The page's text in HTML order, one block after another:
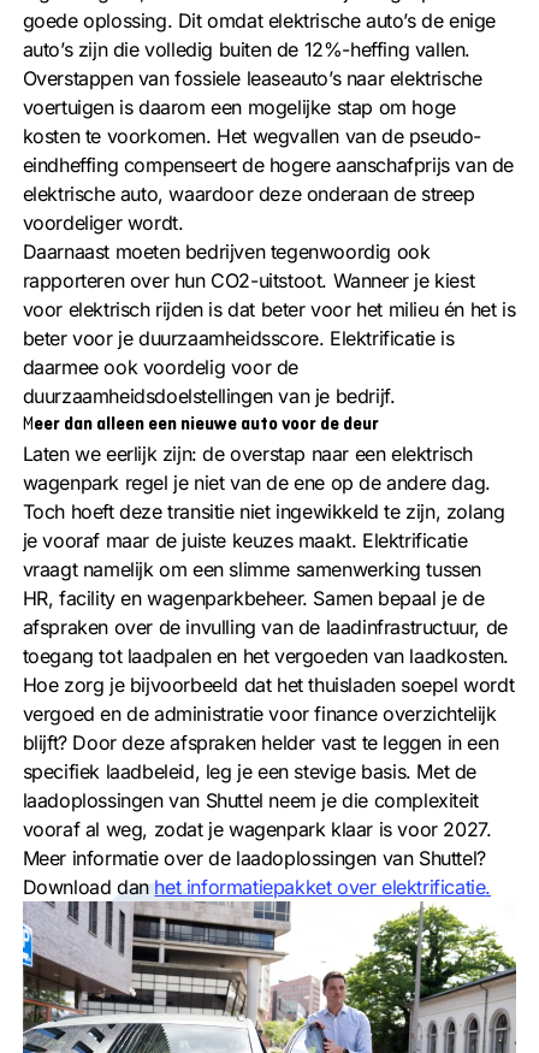
goede oplossing. Dit omdat elektrische auto’s de enige
auto’s zijn die volledig buiten de 12%-heffing vallen.
Overstappen van fossiele leaseauto’s naar elektrische
voertuigen is daarom een mogelijke stap om hoge
kosten te voorkomen. Het wegvallen van de pseudo-
eindheffing compenseert de hogere aanschafprijs van de
elektrische auto, waardoor deze onderaan de streep
voordeliger wordt.
Daarnaast moeten bedrijven tegenwoordig ook
rapporteren over hun CO2-uitstoot. Wanneer je kiest
voor elektrisch rijden is dat beter voor het milieu én het is
beter voor je duurzaamheidsscore. Elektrificatie is
daarmee ook voordelig voor de
duurzaamheidsdoelstellingen van je bedrijf.
Meer dan alleen een nieuwe auto voor de deur
Laten we eerlijk zijn: de overstap naar een elektrisch
wagenpark regel je niet van de ene op de andere dag.
Toch hoeft deze transitie niet ingewikkeld te zijn, zolang
je vooraf maar de juiste keuzes maakt. Elektrificatie
vraagt namelijk om een slimme samenwerking tussen
HR, facility en wagenparkbeheer. Samen bepaal je de
afspraken over de invulling van de laadinfrastructuur, de
toegang tot laadpalen en het vergoeden van laadkosten.
Hoe zorg je bijvoorbeeld dat het thuisladen soepel wordt
vergoed en de administratie voor finance overzichtelijk
blijft? Door deze afspraken helder vast te leggen in een
specifiek laadbeleid, leg je een stevige basis. Met de
laadoplossingen van Shuttel neem je die complexiteit
vooraf al weg, zodat je wagenpark klaar is voor 2027.
Meer informatie over de laadoplossingen van Shuttel?
Download danhet informatiepakket overelektrificatie.